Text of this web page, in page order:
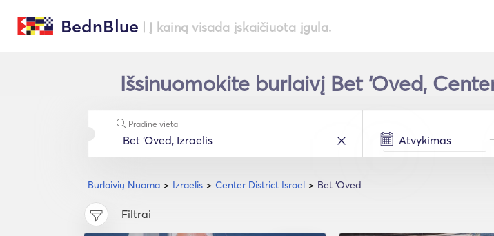
BednBlue | Į kainą visada įskaičiuota įgula.
Išsinuomokite burlaivį Bet ‘Oved,
Burlaivių Nuoma Izraelis Center District Israel Bet ‘Oved
Pradinė vieta
Filtrai